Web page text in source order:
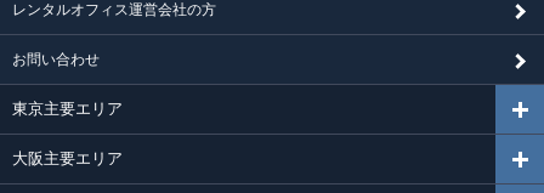
レンタルオフィス運営会社の方
お問い合わせ
東京主要エリア
大阪主要エリア